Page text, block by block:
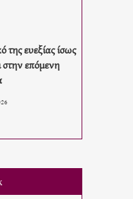
της ευεξίας ίσως
στην επόμενη